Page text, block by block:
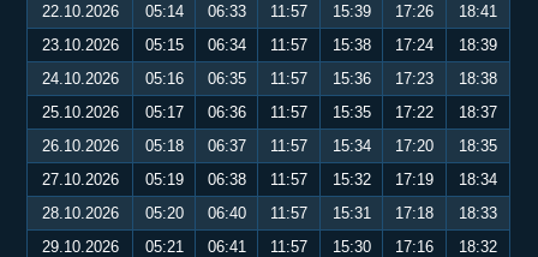
22.10.2026
05:14 06:33 11:57 15:39 17:26
18:41
23.10.2026
05:15 06:34 11:57 15:38 17:24
18:39
24.10.2026
05:16 06:35 11:57 15:36 17:23
18:38
25.10.2026
05:17 06:36 11:57 15:35 17:22
18:37
26.10.2026
05:18 06:37 11:57 15:34 17:20
18:35
27.10.2026
05:19 06:38 11:57 15:32 17:19
18:34
28.10.2026
05:20 06:40 11:57 15:31 17:18
18:33
29.10.2026
05:21 06:41 11:57 15:30 17:16
18:32